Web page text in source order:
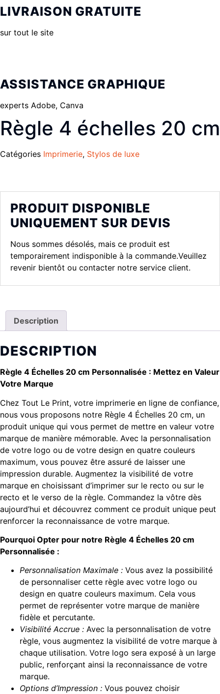
LIVRAISON GRATUITE
sur tout le site
ASSISTANCE GRAPHIQUE
experts Adobe, Canva
Règle 4 échelles 20 cm
Catégories Imprimerie, Stylos de luxe
PRODUIT DISPONIBLE
UNIQUEMENT SUR DEVIS
Nous sommes désolés, mais ce produit est
temporairement indisponible à la commande.Veuillez
revenir bientôt ou contacter notre service client.
Description
DESCRIPTION
Règle 4 Échelles 20 cm Personnalisée : Mettez en Valeur
Votre Marque
Chez Tout Le Print, votre imprimerie en ligne de confiance,
nous vous proposons notre Règle 4 Échelles 20 cm, un
produit unique qui vous permet de mettre en valeur votre
marque de manière mémorable. Avec la personnalisation
de votre logo ou de votre design en quatre couleurs
maximum, vous pouvez être assuré de laisser une
impression durable. Augmentez la visibilité de votre
marque en choisissant d’imprimer sur le recto ou sur le
recto et le verso de la règle. Commandez la vôtre dès
aujourd’hui et découvrez comment ce produit unique peut
renforcer la reconnaissance de votre marque.
Pourquoi Opter pour notre Règle 4 Échelles 20 cm
Personnalisée :
Personnalisation Maximale : Vous avez la possibilité
de personnaliser cette règle avec votre logo ou
design en quatre couleurs maximum. Cela vous
permet de représenter votre marque de manière
fidèle et percutante.
Visibilité Accrue : Avec la personnalisation de votre
règle, vous augmentez la visibilité de votre marque à
chaque utilisation. Votre logo sera exposé à un large
public, renforçant ainsi la reconnaissance de votre
marque.
Options d’Impression : Vous pouvez choisir